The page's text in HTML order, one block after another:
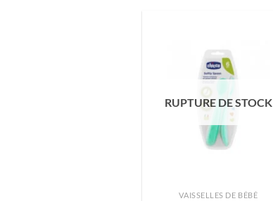
RUPTURE DE STOCK
VAISSELLES DE BÉBÉ